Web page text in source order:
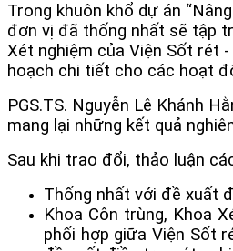
Trong khuôn khổ dự án
đơn vị đã thống nhất sẽ tập
Xét nghiệm của Viện Sốt rét
hoạch chi tiết cho các hoạt
PGS.TS. Nguyễn Lê Khánh
mang lại những kết quả
Sau khi trao đổi, thảo luận
Thống nhất với đề xuất
Khoa Côn trùng, Khoa
phối hợp giữa Viện Sốt